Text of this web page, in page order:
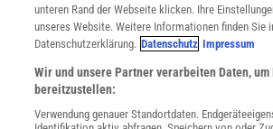
Alle Artikel
Impressum
Angebote für Schulen
Angebote für Institutionen
Sprachen lernen mit Gymglish
unteren Rand der Webseite klicken. Ihre
unseres Website. Weitere Informationen finden Sie
Datenschutzerklärung. Datenschutz Impressum
Wir und unsere Partner verarbeiten Daten, um
bereitzustellen:
Verwendung genauer Standortdaten.